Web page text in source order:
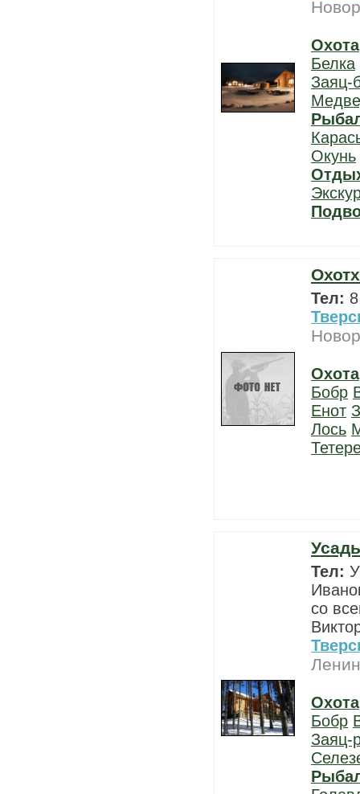
Охота
Белка
Заяц-
Окунь
Тел:
Охота
Бобр
Енот
Лось
Тел:
со
Охота
Бобр
Заяц-